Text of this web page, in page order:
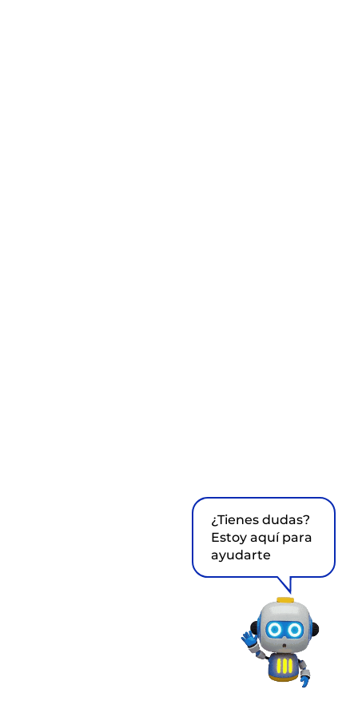
¿Tienes dudas?
Estoy aquí para
ayudarte